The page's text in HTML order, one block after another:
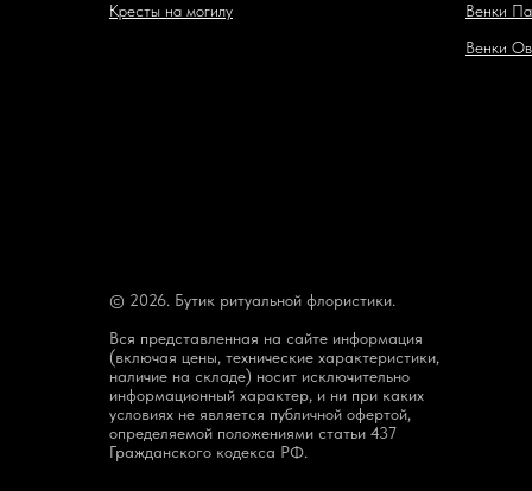
Кресты на могилу
Венки
Венки
© 2026. Бутик ритуальной флористики.
Вся представленная на сайте информация
(включая цены, технические характеристики,
наличие на складе) носит исключительно
информационный характер, и ни при каких
условиях не является публичной офертой,
определяемой положениями статьи 437
Гражданского кодекса РФ.